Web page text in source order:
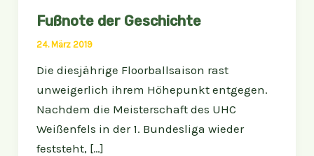
Fußnote der Geschichte
24. März 2019
Die diesjährige Floorballsaison rast
unweigerlich ihrem Höhepunkt entgegen.
Nachdem die Meisterschaft des UHC
Weißenfels in der 1. Bundesliga wieder
feststeht, […]